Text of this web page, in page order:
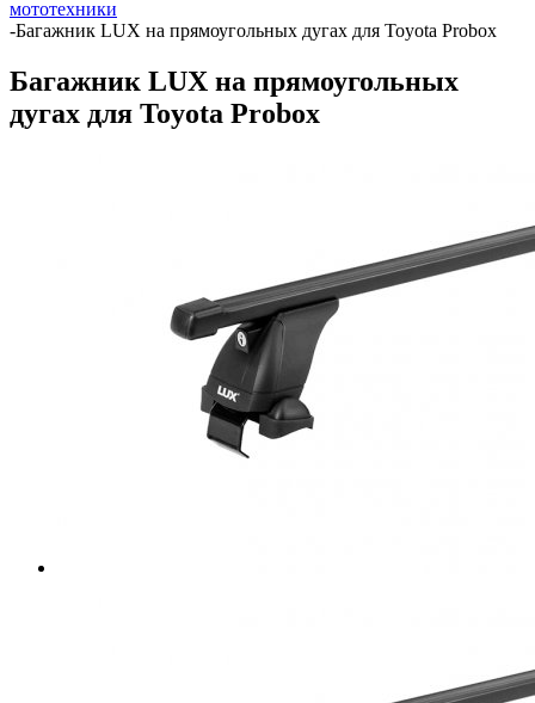
мототехники
-Багажник LUX на прямоугольных дугах для Toyota Probox
Багажник LUX на прямоугольных
дугах для Toyota Probox